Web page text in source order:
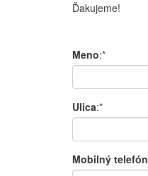
Ďakujeme!
Meno:*
Ulica:*
Mobilný telefón